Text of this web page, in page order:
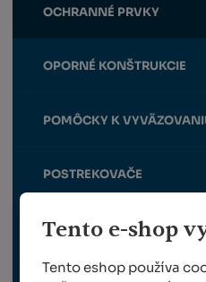
Tento e-shop
Tento eshop používa
OCHRANNÉ PRVKY
OPORNÉ KONŠTRUKCIE
POMÔCKY K
POSTREKOVAČE
VRÚBĽOVANIE